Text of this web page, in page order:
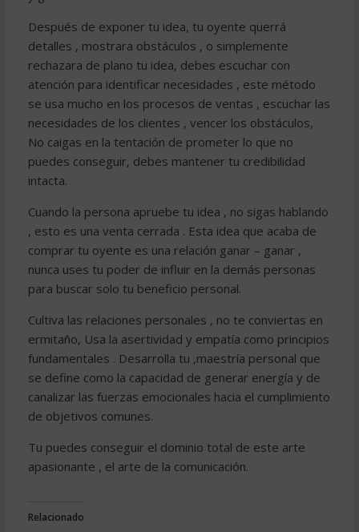
Después de exponer tu idea, tu oyente querrá
detalles , mostrara obstáculos , o simplemente
rechazara de plano tu idea, debes escuchar con
atención para identificar necesidades , este método
se usa mucho en los procesos de ventas , escuchar las
necesidades de los clientes , vencer los obstáculos,
No caigas en la tentación de prometer lo que no
puedes conseguir, debes mantener tu credibilidad
intacta.
Cuando la persona apruebe tu idea , no sigas hablando
, esto es una venta cerrada . Esta idea que acaba de
comprar tu oyente es una relación ganar – ganar ,
nunca uses tu poder de influir en la demás personas
para buscar solo tu beneficio personal.
Cultiva las relaciones personales , no te conviertas en
ermitaño, Usa la asertividad y empatía como principios
fundamentales . Desarrolla tu ,maestría personal que
se define como la capacidad de generar energía y de
canalizar las fuerzas emocionales hacia el cumplimiento
de objetivos comunes.
Tu puedes conseguir el dominio total de este arte
apasionante , el arte de la comunicación.
Relacionado